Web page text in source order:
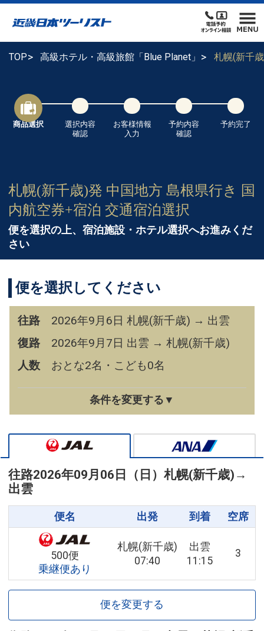
TOP 高級ホテル・高級旅館「Blue Planet」 札幌(新千
商品選択
選択内容
確認
お客様情報
入力
予約内容
確認
予約完了
札幌(新千歳)発 中国地方 島根県行き 国
内航空券+宿泊 交通宿泊選択
便を選択の上、宿泊施設・ホテル選択へお進みくだ
さい
便を選択してください
往路
2026年9月6日 札幌(新千歳) → 出雲
復路
2026年9月7日 出雲 → 札幌(新千歳)
人数
おとな2名・こども0名
条件を変更する▼
往路2026年09月06日（日） 札幌(新千歳) →
出雲
便名 出発 到着 空席
500便
乗継便あり
札幌(新千歳)
07:40
出雲
11:15
3
便を変更する